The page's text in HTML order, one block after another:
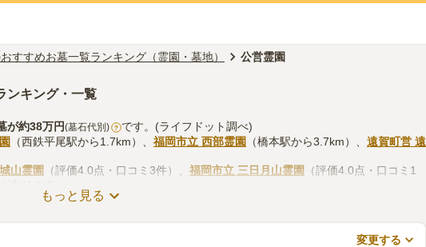
すすめお墓一覧ランキング（霊園・墓地） 公営霊園
ンキング・一覧
が約38万円(墓石代別) ? です。(ライフドット調べ)
（西鉄平尾駅から1.7km）、 福岡市立 西部霊園 （橋本駅から3.7km）、 遠賀町営 遠
山霊園 （評価4.0点・口コミ3件）、 福岡市立 三日月山霊園 （評価4.0点・口コミ1
、自宅からの交通アクセスを確認しつつ、法要施設や管理事務所などの設備や管理
もっと見る
変更する